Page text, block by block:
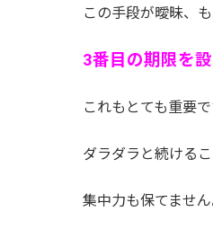
この手段が曖昧、
3番目の期限を
これもとても重要で
ダラダラと続ける
集中力も保てません